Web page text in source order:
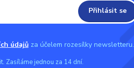
Přihlásit se
údajůza účelem rozesílky newsletteru.
Zasíláme jednou za 14 dní.